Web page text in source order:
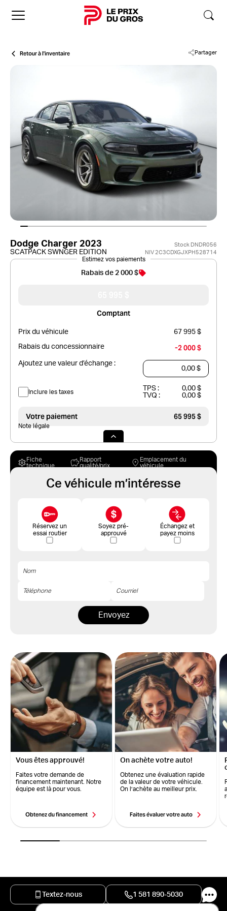
Accueil
Retour à l'inventaire Partager
Dodge Charger 2023 Stock DNDR056
SCATPACK SWNGER EDITION NIV 2C3CDXGJXPH528714
Estimez vos paiements
Rabais de 2 000 $
Comptant
Prix du véhicule 67 995 $
Rabais du concessionnaire -2 000 $
Ajoutez une valeur d’échange :
Inclure les taxes TPS :
0,00 $
TVQ :
0,00 $
Votre paiement 65 995 $
Note légale
Fiche
technique
Rapport
qualité/prix
Emplacement du
véhicule
Ce véhicule m’intéresse
Réservez un
essai routier
Soyez pré-
approuvé
Échangez et
payez moins
Envoyez
Vous êtes approuvé!
Faites votre demande de
financement maintenant. Notre
équipe est là pour vous.
Obtenez du financement
On achète votre auto!
Obtenez une évaluation rapide
de la valeur de votre véhicule.
On l’achète au meilleur prix.
Faites évaluer votre auto
Textez-nous 1 581 890-5030